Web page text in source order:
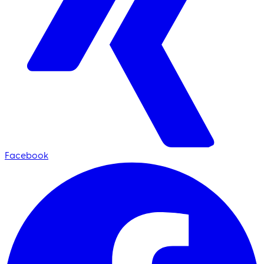
Facebook